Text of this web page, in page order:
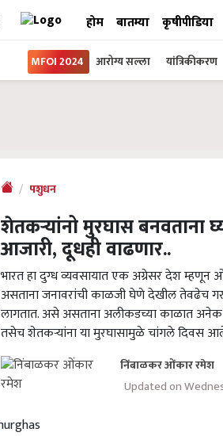
होम बातम्या कृषीपीडिया
MFOI 2024 आरोग्य सल्ला यांत्रिकीकरण
पशुधन
शेतकऱ्यांनो मुरघास बनवताना
आजारी, दूधही वाढणार..
भारत हा दुग्ध व्यवसायात एक अग्रेसर देश म्हणून
असताना जनावरांची काळजी घेणे देखील तेवढेच
लागतात. असे असताना अलीकडच्या काळात
तसेच शेतकऱ्यांना या मुरघासामुळे चांगले दिवस
निंबाळकर ओंकार रमेश
Updated on